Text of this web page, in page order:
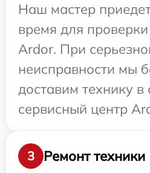
Наш мастер
время для проверки
Ardor. При
неисправности мы
доставим технику в
сервисный центр
3 Ремонт техники